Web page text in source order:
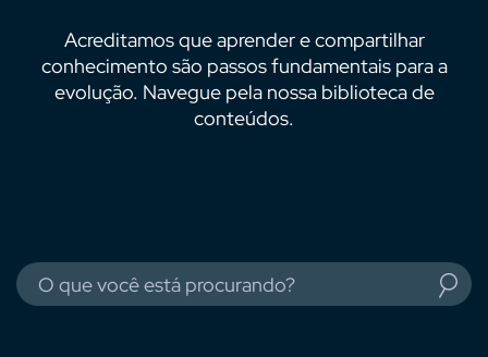
Acreditamos que aprender e compartilhar
conhecimento são passos fundamentais para a
evolução. Navegue pela nossa biblioteca de
conteúdos.